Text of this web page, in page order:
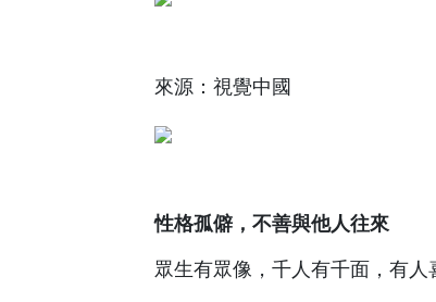
來源：視覺中國
性格孤僻，不善與他人往來
眾生有眾像，千人有千面，有人